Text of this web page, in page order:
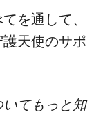
を通して、
天使のサポ
てもっと知